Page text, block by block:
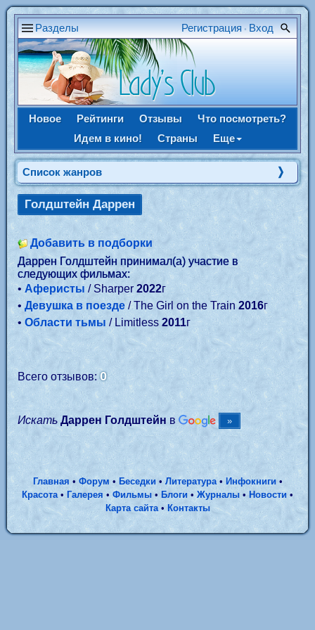
Разделы Регистрация • Вход
Новое Рейтинги Отзывы
Что посмотреть?
Идем в кино!
Страны Еще
Список жанров
Голдштейн Даррен
Добавить в подборки
Даррен Голдштейн принимал(а) участие в
следующих фильмах:
•Аферисты / Sharper 2022г
• Девушка в поезде / The Girl on the Train2016г
• Области тьмы / Limitless 2011г
Всего отзывов:0
Искать Даррен Голдштейн в
Главная • Форум • Беседки • Литература• Инфокниги•
Красота• Галерея•Фильмы• Блоги•Журналы • Новости •
Карта сайта• Контакты